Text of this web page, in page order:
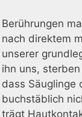
Berührungen
nach direktem
unserer
ihn uns,
dass Säuglinge
buchstäblich
trägt